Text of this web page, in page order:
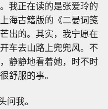
我正在读的是张爱玲的
海古籍版的《二晏词笺
出的。其实，我宁愿在
车去山路上兜兜风。不
静静地看着她，时不时
舒服的事。
问我。